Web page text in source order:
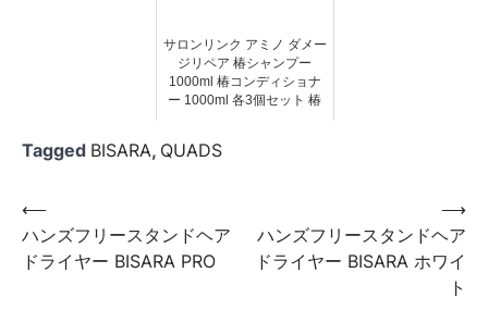
サロンリンク アミノ ダメー
ジリペア 椿シャンプー
1000ml 椿コンディショナ
ー 1000ml 各3個セット 椿
Tagged BISARA, QUADS
投
稿
ナ
⟵
ハンズフリースタンドヘア
ドライヤー BISARA PRO
ハンズフリースタンドヘア
ドライヤー BISARA ホワイ
ト
⟶